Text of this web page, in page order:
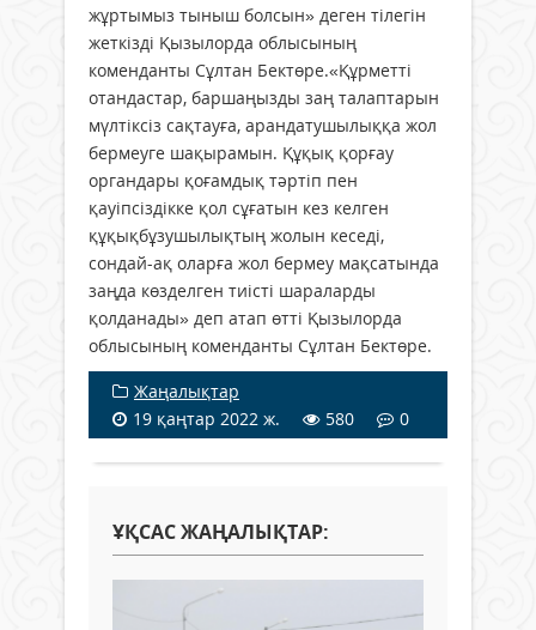
жұртымыз тыныш болсын» деген тілегін
жеткізді Қызылорда облысының
коменданты Сұлтан Бектөре.«Құрметті
отандастар, баршаңызды заң талаптарын
мүлтіксіз сақтауға, арандатушылыққа жол
бермеуге шақырамын. Құқық қорғау
органдары қоғамдық тәртіп пен
қауіпсіздікке қол сұғатын кез келген
құқықбұзушылықтың жолын кеседі,
сондай-ақ оларға жол бермеу мақсатында
заңда көзделген тиісті шараларды
қолданады» деп атап өтті Қызылорда
облысының коменданты Сұлтан Бектөре.
Жаңалықтар
19 қаңтар 2022 ж.
580 0
ҰҚСАС ЖАҢАЛЫҚТАР: